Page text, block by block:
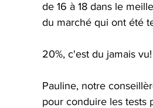
de 16 à 18 dans le
du marché qui ont été
20%, c'est du jamais vu!
Pauline, notre
pour conduire les tests